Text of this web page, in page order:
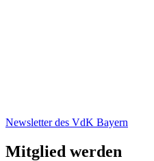
Newsletter des VdK Bayern
Mitglied werden